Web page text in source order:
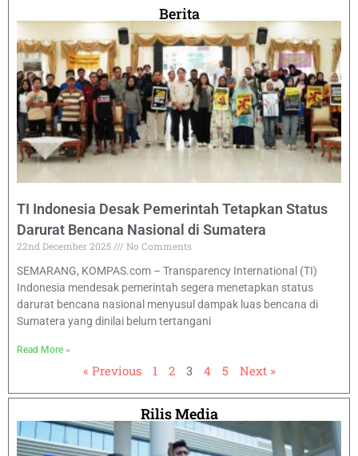
Berita
TI Indonesia Desak Pemerintah Tetapkan Status
Darurat Bencana Nasional di Sumatera
22nd December 2025
No Comments
SEMARANG, KOMPAS.com – Transparency International (TI)
Indonesia mendesak pemerintah segera menetapkan status
darurat bencana nasional menyusul dampak luas bencana di
Sumatera yang dinilai belum tertangani
Read More »
« Previous 1 2 3 4 5 Next »
Rilis Media